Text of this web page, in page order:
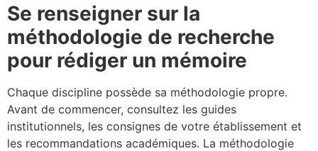
Se renseigner sur la
méthodologie de recherche
pour rédiger un mémoire
Chaque discipline possède sa méthodologie propre.
Avant de commencer, consultez les guides
institutionnels, les consignes de votre établissement et
les recommandations académiques. La méthodologie